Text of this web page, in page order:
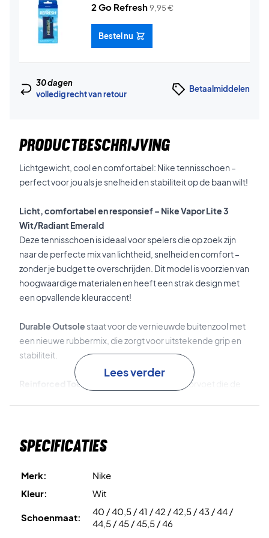
2 Go Refresh9,95€
Bestel nu
30 dagen
volledig recht van retour
Betaalmiddelen
PRODUCTBESCHRIJVING
Lichtgewicht, cool en comfortabel: Nike tennisschoen –
perfect voor jou als je snelheid en stabiliteit op de baan wilt!
Licht, comfortabel en responsief – Nike Vapor Lite 3
Wit/Radiant Emerald
Deze tennisschoen is ideaal voor spelers die op zoek zijn
naar de perfecte mix van lichtheid, snelheid en comfort –
zonder je budget te overschrijden. Dit model is voorzien van
hoogwaardige materialen en heeft een strak design met
een opvallende kleuraccent!
Durable Outsole staat voor de vernieuwde buitenzool met
een nieuwe rubbermix, die zorgt voor uitstekende grip en
stabiliteit.
Reinforced Toeis de versteviging van de voorvoet die de
Engineered Meshis het ademende mesh-materiaal voor
pasvorm.
Soft Midsole
is de zachte en dempende tussenzool die
zorgt voor goede respons en comfort.
Lees verder
Specificaties
Merk:
Nike
Kleur:
Wit
Schoenmaat:
40 / 40,5 / 41 / 42 / 42,5 / 43 / 44 /
44,5 / 45 / 45,5 / 46